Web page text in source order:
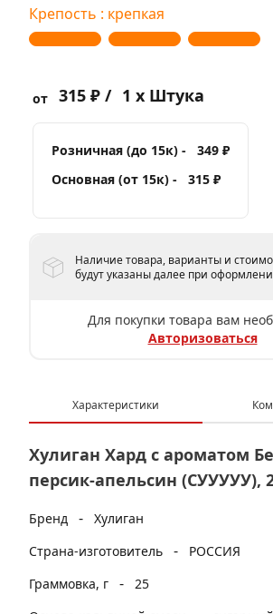
Крепость : крепкая
от 315 ₽ / 1 x Штука
Розничная (до 15к) -
349 ₽
Основная (от 15к) -
315 ₽
Наличие товара, варианты и
будут указаны далее при
Для покупки товара вам
Авторизоваться
Характеристики
Хулиган Хард с ароматом
персик-апельсин (СУУУУУ),
Бренд - Хулиган
Страна-изготовитель
-
РОССИЯ
Граммовка, г
- 25